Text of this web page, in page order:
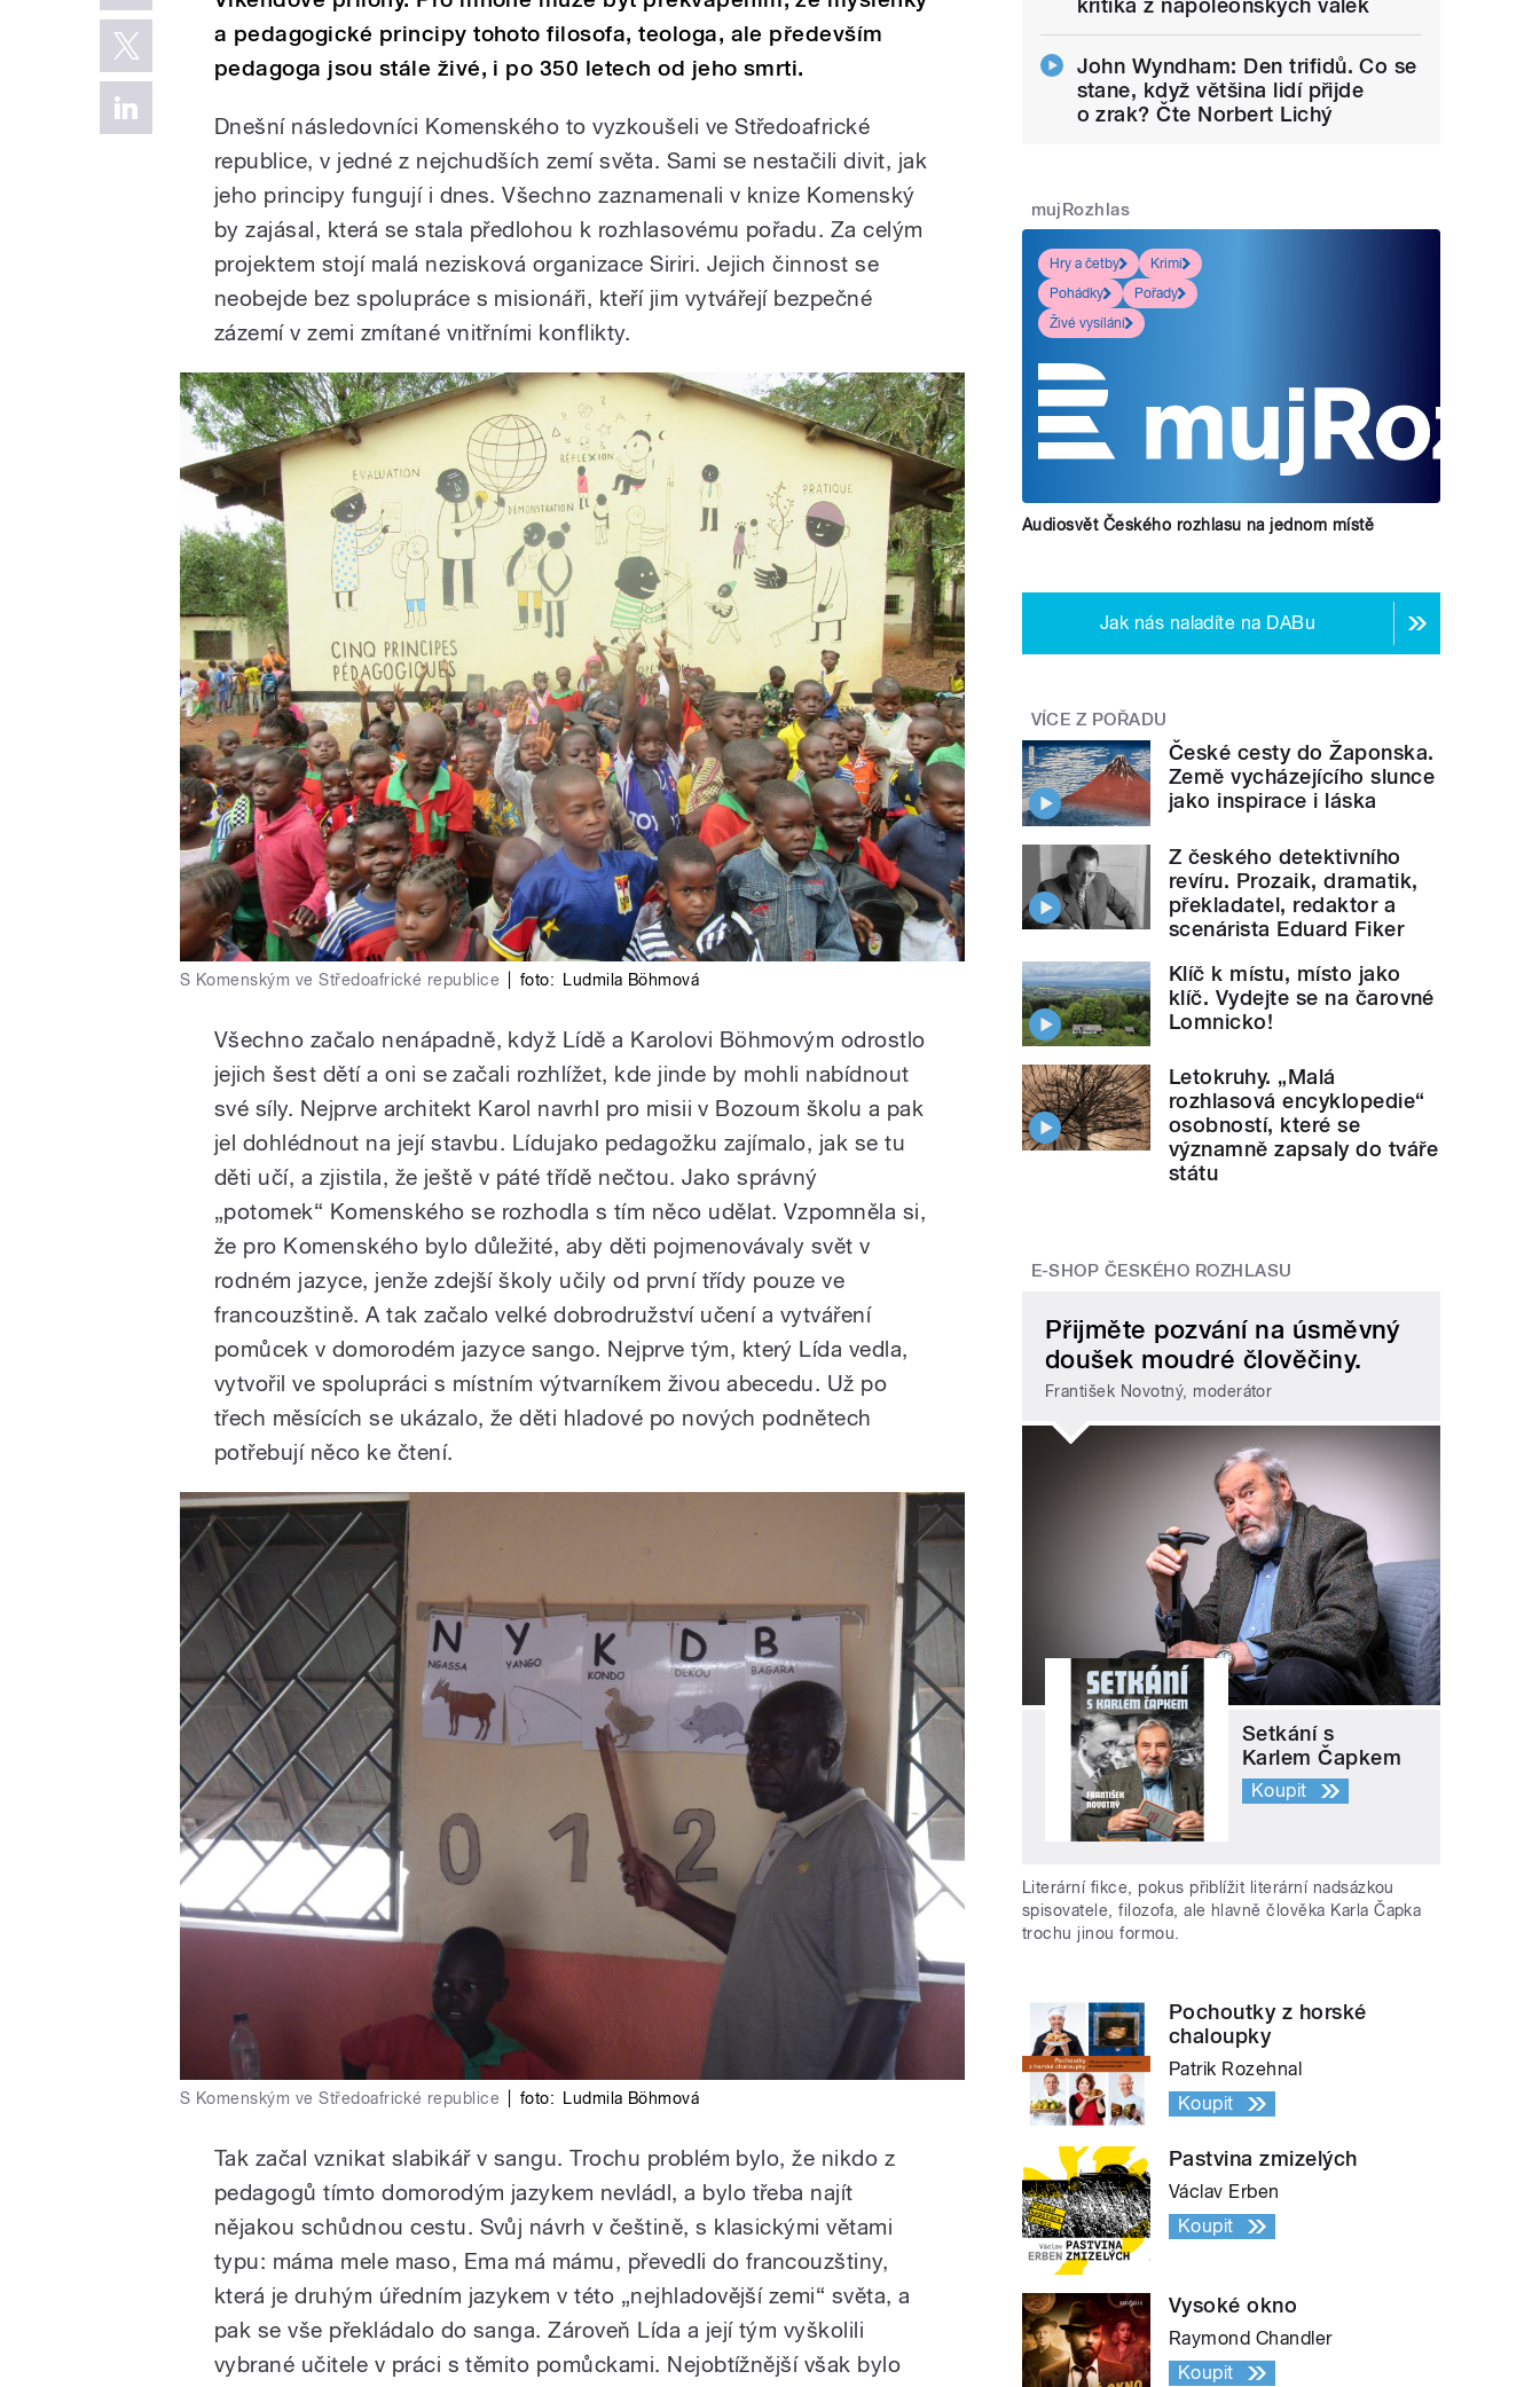
a pedagogické principy tohoto filosofa, teologa, ale především
pedagoga jsou stále živé, i po 350 letech od jeho smrti.
Dnešní následovníci Komenského to vyzkoušeli ve Středoafrické
republice, v jedné z nejchudších zemí světa. Sami se nestačili divit, jak
jeho principy fungují i dnes. Všechno zaznamenali v knize Komenský
by zajásal, která se stala předlohou k rozhlasovému pořadu. Za celým
projektem stojí malá nezisková organizace Siriri. Jejich činnost se
neobejde bez spolupráce s misionáři, kteří jim vytvářejí bezpečné
zázemí v zemi zmítané vnitřními konflikty.
S Komenským ve Středoafrické republice foto: Ludmila Böhmová
Všechno začalo nenápadně, když Lídě a Karolovi Böhmovým odrostlo
jejich šest dětí a oni se začali rozhlížet, kde jinde by mohli nabídnout
své síly. Nejprve architekt Karol navrhl pro misii v Bozoum školu a pak
jel dohlédnout na její stavbu. Lídujako pedagožku zajímalo, jak se tu
děti učí, a zjistila, že ještě v páté třídě nečtou. Jako správný
„potomek“ Komenského se rozhodla s tím něco udělat. Vzpomněla si,
že pro Komenského bylo důležité, aby děti pojmenovávaly svět v
rodném jazyce, jenže zdejší školy učily od první třídy pouze ve
francouzštině. A tak začalo velké dobrodružství učení a vytváření
pomůcek v domorodém jazyce sango. Nejprve tým, který Lída vedla,
vytvořil ve spolupráci s místním výtvarníkem živou abecedu. Už po
třech měsících se ukázalo, že děti hladové po nových podnětech
potřebují něco ke čtení.
S Komenským ve Středoafrické republice foto: Ludmila Böhmová
Tak začal vznikat slabikář v sangu. Trochu problém bylo, že nikdo z
pedagogů tímto domorodým jazykem nevládl, a bylo třeba najít
nějakou schůdnou cestu. Svůj návrh v češtině, s klasickými větami
typu: máma mele maso, Ema má mámu, převedli do francouzštiny,
která je druhým úředním jazykem v této „nejhladovější zemi“ světa, a
pak se vše překládalo do sanga. Zároveň Lída a její tým vyškolili
vybrané učitele v práci s těmito pomůckami. Nejobtížnější však bylo
kritika z napoleonských válek
John Wyndham: Den trifidů. Co se
stane, když většina lidí přijde
o zrak? Čte Norbert Lichý
mujRozhlas
Hry a četby
Krimi
Pohádky
Pořady
Živé vysílání
Audiosvět Českého rozhlasu na jednom místě
Jak nás naladíte na DABu
VÍCE Z POŘADU
České cesty do Žaponska.
Země vycházejícího slunce
jako inspirace i láska
Z českého detektivního
revíru. Prozaik, dramatik,
překladatel, redaktor a
scenárista Eduard Fiker
Klíč k místu, místo jako
klíč. Vydejte se na čarovné
Lomnicko!
Letokruhy. „Malá
rozhlasová encyklopedie“
osobností, které se
významně zapsaly do tváře
státu
E-SHOP ČESKÉHO ROZHLASU
Přijměte pozvání na úsměvný
doušek moudré člověčiny.
František Novotný, moderátor
Setkání s
Karlem Čapkem
Koupit
Literární fikce, pokus přiblížit literární nadsázkou
spisovatele, filozofa, ale hlavně člověka Karla Čapka
trochu jinou formou.
Pochoutky z horské
chaloupky
Patrik Rozehnal
Koupit
Pastvina zmizelých
Václav Erben
Koupit
Vysoké okno
Raymond Chandler
Koupit